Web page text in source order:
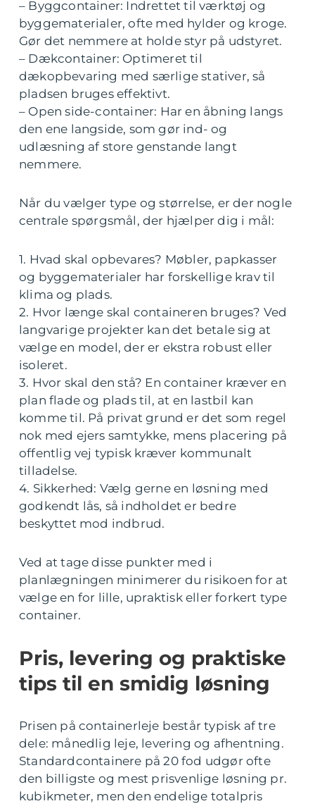
– Byggcontainer: Indrettet til værktøj og
byggematerialer, ofte med hylder og kroge.
Gør det nemmere at holde styr på udstyret.
– Dækcontainer: Optimeret til
dækopbevaring med særlige stativer, så
pladsen bruges effektivt.
– Open side-container: Har en åbning langs
den ene langside, som gør ind- og
udlæsning af store genstande langt
nemmere.
Når du vælger type og størrelse, er der nogle
centrale spørgsmål, der hjælper dig i mål:
1. Hvad skal opbevares? Møbler, papkasser
og byggematerialer har forskellige krav til
klima og plads.
2. Hvor længe skal containeren bruges? Ved
langvarige projekter kan det betale sig at
vælge en model, der er ekstra robust eller
isoleret.
3. Hvor skal den stå? En container kræver en
plan flade og plads til, at en lastbil kan
komme til. På privat grund er det som regel
nok med ejers samtykke, mens placering på
offentlig vej typisk kræver kommunalt
tilladelse.
4. Sikkerhed: Vælg gerne en løsning med
godkendt lås, så indholdet er bedre
beskyttet mod indbrud.
Ved at tage disse punkter med i
planlægningen minimerer du risikoen for at
vælge en for lille, upraktisk eller forkert type
container.
Pris, levering og praktiske
tips til en smidig løsning
Prisen på containerleje består typisk af tre
dele: månedlig leje, levering og afhentning.
Standardcontainere på 20 fod udgør ofte
den billigste og mest prisvenlige løsning pr.
kubikmeter, men den endelige totalpris